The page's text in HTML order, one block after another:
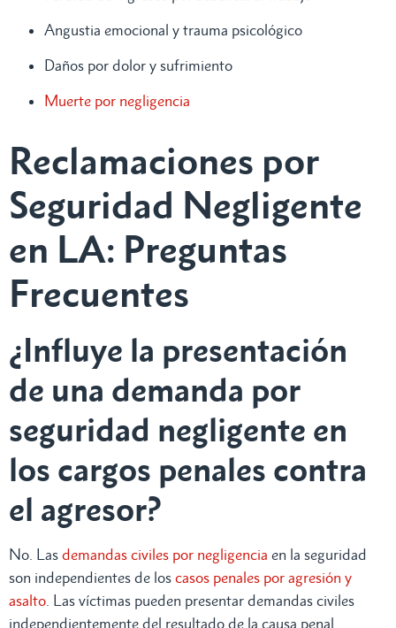
Angustia emocional y trauma psicológico
Daños por dolor y sufrimiento
Muerte por negligencia
Reclamaciones por
Seguridad Negligente
en LA: Preguntas
Frecuentes
¿Influye la presentación
de una demanda por
seguridad negligente en
los cargos penales contra
el agresor?
No. Las demandas civiles por negligencia en la seguridad
son independientes de los casos penales por agresión y
asalto. Las víctimas pueden presentar demandas civiles
independientemente del resultado de la causa penal.